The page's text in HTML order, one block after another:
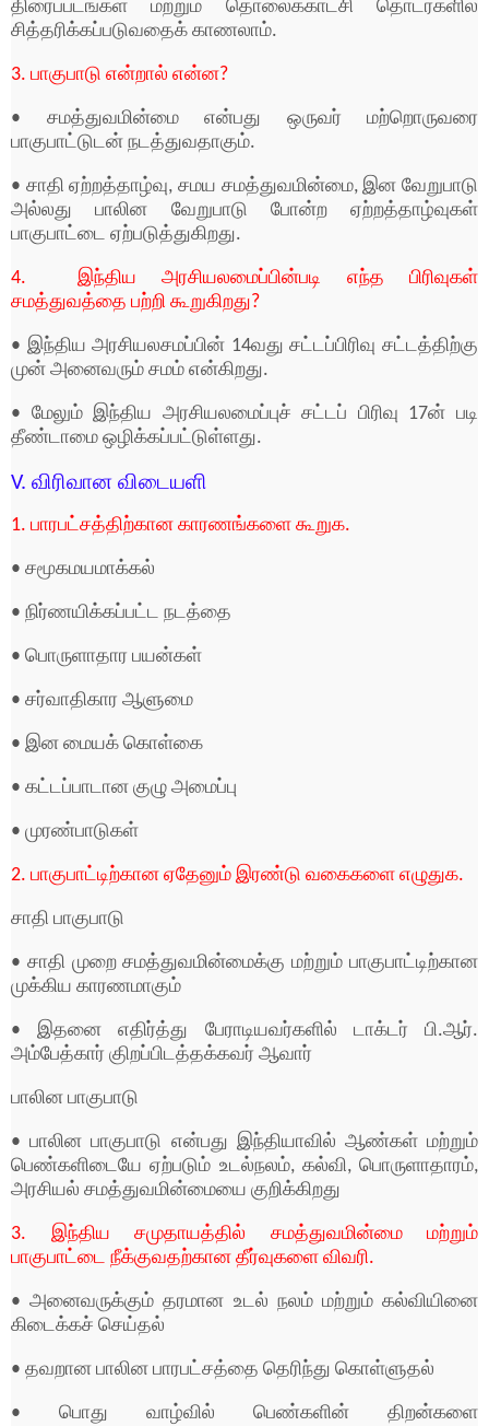
திரைப்படங்கள் மற்றும் தாெலைக்காட்சி தாெடர்களில்
சித்தரிக்கப்படுவதைக் காணலாம்.
3. பாகுபாடு என்றால் என்ன?
• சமத்துவமின்மை என்பது ஒருவர் மற்றாெருவரை
பாகுபாட்டுடன் நடத்துவதாகும்.
• சாதி ஏற்றத்தாழ்வு, சமய சமத்துவமின்மை, இன வேறுபாடு
அல்லது பாலின வேறுபாடு பாேன்ற ஏற்றத்தாழ்வுகள்
பாகுபாட்டை ஏற்படுத்துகிறது.
4. இந்திய அரசியலமைப்பின்படி எந்த பிரிவுகள்
சமத்துவத்தை பற்றி கூறுகிறது?
• இந்திய அரசியலசமப்பின் 14வது சட்டப்பிரிவு சட்டத்திற்கு
முன் அனைவரும் சமம் என்கிறது.
• மேலும் இந்திய அரசியலமைப்புச் சட்டப் பிரிவு 17ன் படி
தீண்டாமை ஒழிக்கப்பட்டுள்ளது.
V. விரிவான விடையளி
1. பாரபட்சத்திற்கான காரணங்களை கூறுக.
• சமூகமயமாக்கல்
• நிர்ணயிக்கப்பட்ட நடத்தை
• பொருளாதார பயன்கள்
• சர்வாதிகார ஆளுமை
• இன மையக் கொள்கை
• கட்டப்பாடான குழு அமைப்பு
• முரண்பாடுகள்
2. பாகுபாட்டிற்கான ஏதேனும் இரண்டு வகைகளை எழுதுக.
சாதி பாகுபாடு
• சாதி முறை சமத்துவமின்மைக்கு மற்றும் பாகுபாட்டிற்கான
முக்கிய காரணமாகும்
• இதனை எதிர்த்து பேராடியவர்களில் டாக்டர் பி.ஆர்.
அம்பேத்கார் குிறப்பிடத்தக்கவர் ஆவார்
பாலின பாகுபாடு
• பாலின பாகுபாடு என்பது இந்தியாவில் ஆண்கள் மற்றும்
பெண்களிடையே ஏற்படும் உடல்நலம், கல்வி, பொருளாதாரம்,
அரசியல் சமத்துவமின்மையை குறிக்கிறது
3. இந்திய சமுதாயத்தில் சமத்துவமின்மை மற்றும்
பாகுபாட்டை நீக்குவதற்கான தீர்வுகளை விவரி.
• அனைவருக்கும் தரமான உடல் நலம் மற்றும் கல்வியினை
கிடைக்கச் செய்தல்
• தவறான பாலின பாரபட்சத்தை தெரிந்து கொள்ளுதல்
• பாெது வாழ்வில் பெண்களின் திறன்களை